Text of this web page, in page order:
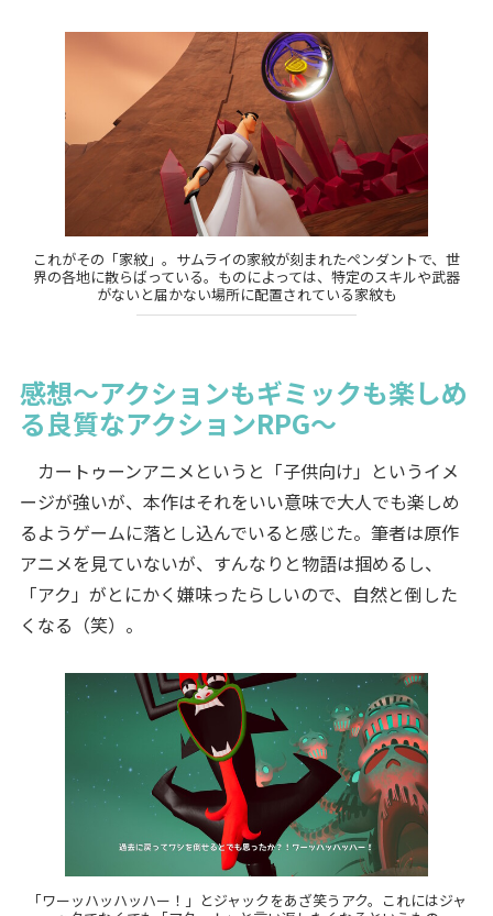
これがその「家紋」。サムライの家紋が刻まれたペンダントで、世
界の各地に散らばっている。ものによっては、特定のスキルや武器
がないと届かない場所に配置されている家紋も
感想～アクションもギミックも楽しめ
る良質なアクションRPG～
カートゥーンアニメというと「子供向け」というイメ
ージが強いが、本作はそれをいい意味で大人でも楽しめ
るようゲームに落とし込んでいると感じた。筆者は原作
アニメを見ていないが、すんなりと物語は掴めるし、
「アク」がとにかく嫌味ったらしいので、自然と倒した
くなる（笑）。
「ワーッハッハッハー！」とジャックをあざ笑うアク。これにはジャ